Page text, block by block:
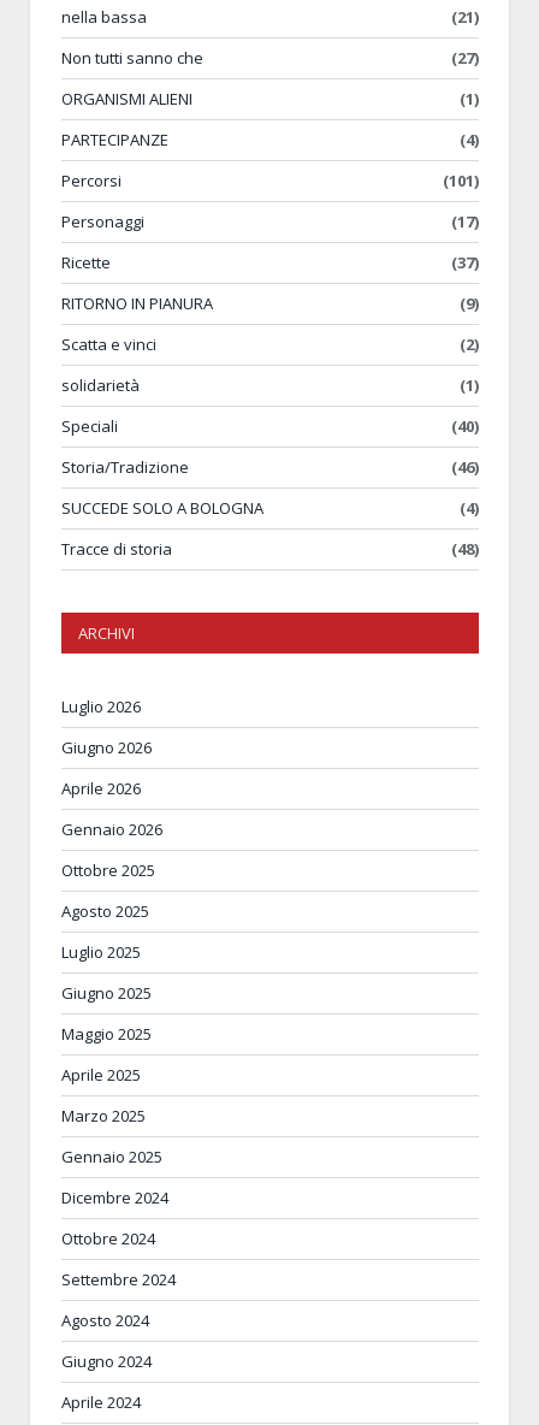
nella bassa
(21)
Non tutti sanno che
(27)
ORGANISMI ALIENI
(1)
PARTECIPANZE
(4)
Percorsi
(101)
Personaggi
(17)
Ricette
(37)
RITORNO IN PIANURA
(9)
Scatta e vinci
(2)
solidarietà
(1)
Speciali
(40)
Storia/Tradizione
(46)
SUCCEDE SOLO A BOLOGNA
(4)
Tracce di storia
(48)
ARCHIVI
Luglio 2026
Giugno 2026
Aprile 2026
Gennaio 2026
Ottobre 2025
Agosto 2025
Luglio 2025
Giugno 2025
Maggio 2025
Aprile 2025
Marzo 2025
Gennaio 2025
Dicembre 2024
Ottobre 2024
Settembre 2024
Agosto 2024
Giugno 2024
Aprile 2024